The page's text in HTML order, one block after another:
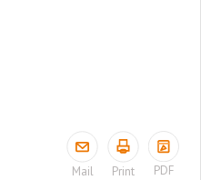
Mail Print PDF